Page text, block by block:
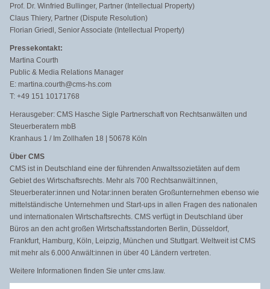
Prof. Dr. Winfried Bullinger, Partner (Intellectual Property)
Claus Thiery, Partner (Dispute Resolution)
Florian Griedl, Senior Associate (Intellectual Property)
Pressekontakt:
Martina Courth
Public & Media Relations Manager
E: martina.courth@cms-hs.com
T: +49 151 10171768
Herausgeber: CMS Hasche Sigle Partnerschaft von Rechtsanwälten und
Steuerberatern mbB
Kranhaus 1 / Im Zollhafen 18 | 50678 Köln
Über CMS
CMS ist in Deutschland eine der führenden Anwaltssozietäten auf dem
Gebiet des Wirtschaftsrechts. Mehr als 700 Rechtsanwält:innen,
Steuerberater:innen und Notar:innen beraten Großunternehmen ebenso wie
mittelständische Unternehmen und Start-ups in allen Fragen des nationalen
und internationalen Wirtschaftsrechts. CMS verfügt in Deutschland über
Büros an den acht großen Wirtschaftsstandorten Berlin, Düsseldorf,
Frankfurt, Hamburg, Köln, Leipzig, München und Stuttgart. Weltweit ist CMS
mit mehr als 6.000 Anwält:innen in über 40 Ländern vertreten.
Weitere Informationen finden Sie unter cms.law.